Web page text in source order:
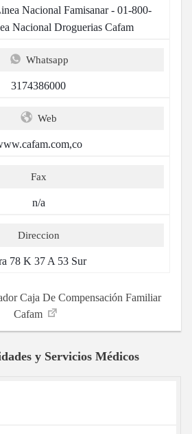
Nacional Famisanar - 01-800-
Nacional Droguerias Cafam
Whatsapp
3174386000
Web
Fax
n/a
Direccion
78 K 37 A 53 Sur
Caja De Compensación Familiar
Cafam
y Servicios Médicos